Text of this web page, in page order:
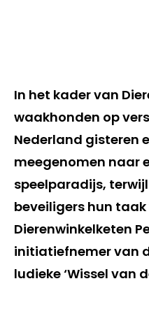
In het kader van
waakhonden op
Nederland gisteren
meegenomen naar
speelparadijs,
beveiligers hun
Dierenwinkelketen
initiatiefnemer van
ludieke ‘Wissel van